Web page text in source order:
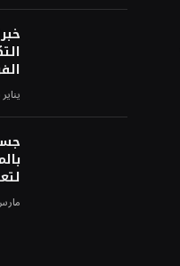
يناير 6, 2026
مارس